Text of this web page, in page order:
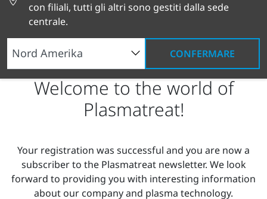
con filiali, tutti gli altri sono gestiti dalla sede
centrale.
CONFERMARE
Welcome to the world of
Plasmatreat!
Your registration was successful and you are now a
subscriber to the Plasmatreat newsletter. We look
forward to providing you with interesting information
about our company and plasma technology.